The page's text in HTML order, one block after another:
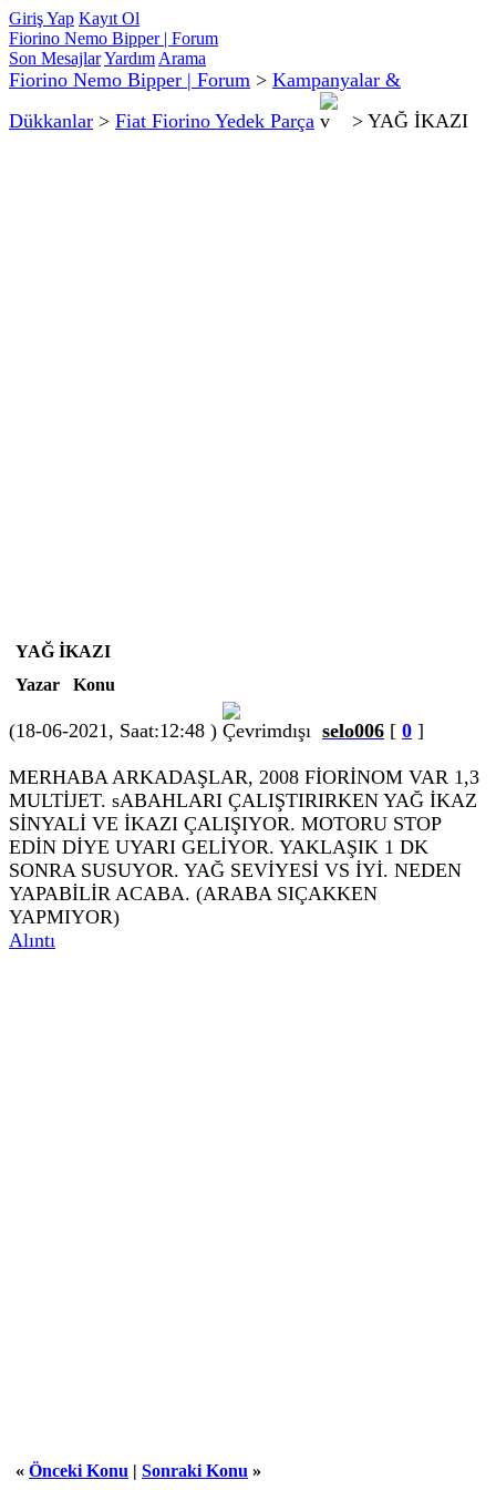
Giriş Yap Kayıt Ol
Fiorino Nemo Bipper | Forum
Son MesajlarYardım Arama
Fiorino Nemo Bipper | Forum > Kampanyalar &
Dükkanlar > Fiat Fiorino Yedek Parça > YAĞ İKAZI
YAĞ İKAZI
Yazar
Konu
(18-06-2021, Saat:12:48 ) selo006 [ 0 ]
MERHABA ARKADAŞLAR, 2008 FİORİNOM VAR 1,3
MULTİJET. sABAHLARI ÇALIŞTIRIRKEN YAĞ İKAZ
SİNYALİ VE İKAZI ÇALIŞIYOR. MOTORU STOP
EDİN DİYE UYARI GELİYOR. YAKLAŞIK 1 DK
SONRA SUSUYOR. YAĞ SEVİYESİ VS İYİ. NEDEN
YAPABİLİR ACABA. (ARABA SIÇAKKEN
YAPMIYOR)
Alıntı
« Önceki Konu | Sonraki Konu »